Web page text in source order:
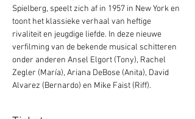
Spielberg, speelt zich af in 1957 in New York en
toont het klassieke verhaal van heftige
rivaliteit en jeugdige liefde. In deze nieuwe
verfilming van de bekende musical schitteren
onder anderen Ansel Elgort (Tony), Rachel
Zegler (María), Ariana DeBose (Anita), David
Alvarez (Bernardo) en Mike Faist (Riff).